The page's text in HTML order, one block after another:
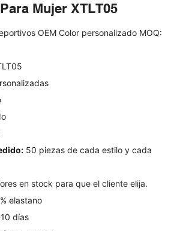
Mujer XTLT05
OEM Color personalizado MOQ:
50 piezas de cada estilo y cada
en stock para que el cliente elija.
elastano
días